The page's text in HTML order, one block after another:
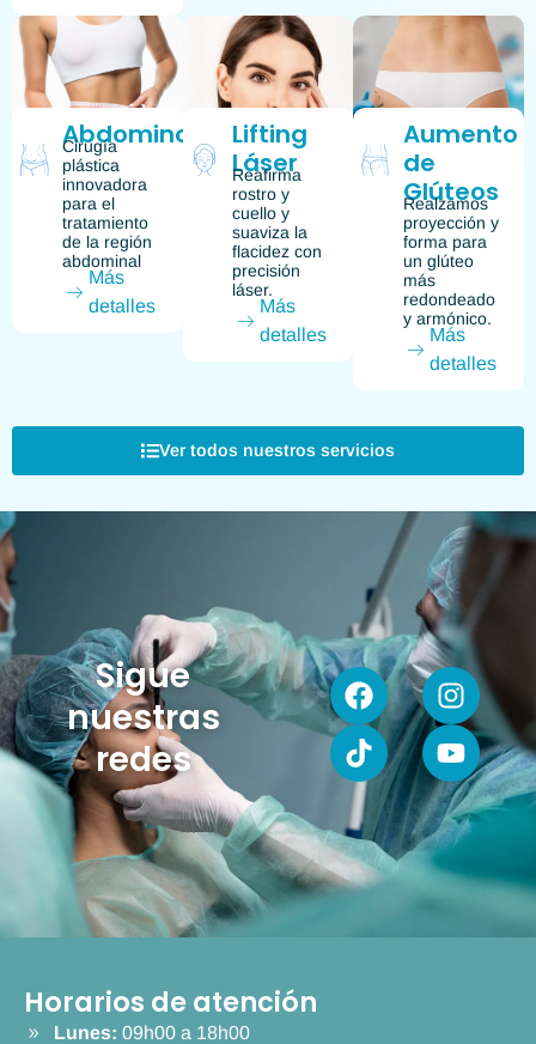
Abdominoplastía
Cirugía
plástica
innovadora
para el
tratamiento
de la región
abdominal
Más
detalles
Lifting
Láser
Reafirma
rostro y
cuello y
suaviza la
flacidez con
precisión
láser.
Más
detalles
Aumento
de
Glúteos
Realzamos
proyección y
forma para
un glúteo
más
redondeado
y armónico.
Más
detalles
Ver todos nuestros servicios
Sigue
nuestras
redes
Horarios de atención
Lunes: 09h00 a 18h00